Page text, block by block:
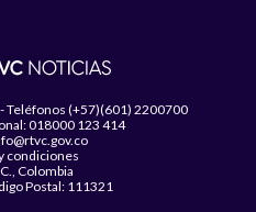
- Teléfonos (+57)(601) 2200700
018000 123 414
condiciones
Colombia
Postal: 111321